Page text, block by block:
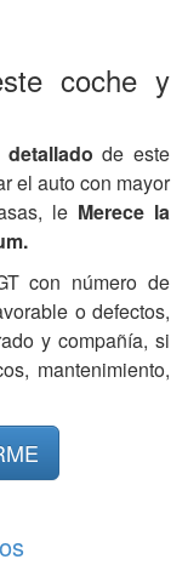
coche y
detalladode este
el auto con mayor
le Merece la
con número de
o defectos,
y compañía, si
mantenimiento,